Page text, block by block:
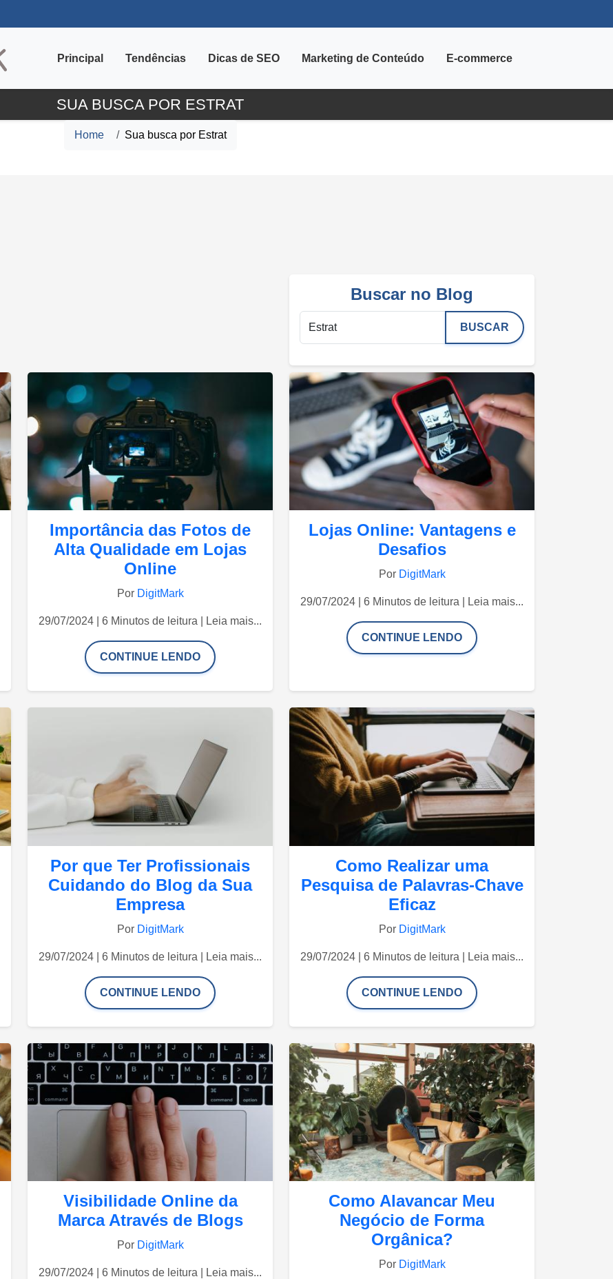
Principal Tendências Dicas de SEO Marketing de Conteúdo E-commerce
SUA BUSCA POR ESTRAT
Home Sua busca por Estrat
Buscar no Blog
BUSCAR
Importância das Fotos de
Alta Qualidade em Lojas
Online
Por DigitMark
29/07/2024 | 6 Minutos de leitura | Leia mais...
CONTINUE LENDO
Lojas Online: Vantagens e
Desafios
Por DigitMark
29/07/2024 | 6 Minutos de leitura | Leia mais...
CONTINUE LENDO
Por que Ter Profissionais
Cuidando do Blog da Sua
Empresa
Por DigitMark
29/07/2024 | 6 Minutos de leitura | Leia mais...
CONTINUE LENDO
Como Realizar uma
Pesquisa de Palavras-Chave
Eficaz
Por DigitMark
29/07/2024 | 6 Minutos de leitura | Leia mais...
CONTINUE LENDO
Visibilidade Online da
Marca Através de Blogs
Por DigitMark
29/07/2024 | 6 Minutos de leitura | Leia mais...
Como Alavancar Meu
Negócio de Forma
Orgânica?
Por DigitMark